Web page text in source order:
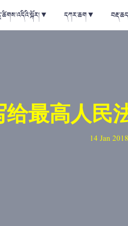
▼ དཀར་ཆག▼
给最高人民
14 Jan